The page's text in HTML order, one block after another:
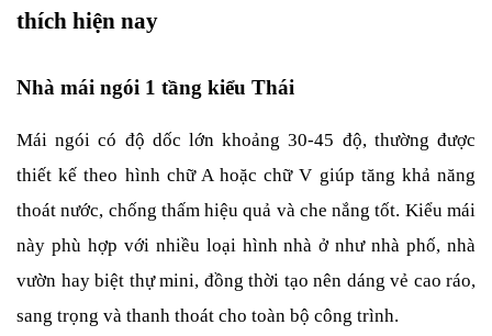
thích hiện nay
Nhà mái ngói 1 tầng kiểu Thái
Mái ngói có độ dốc lớn khoảng 30-45 độ, thường được
thiết kế theo hình chữ A hoặc chữ V giúp tăng khả năng
thoát nước, chống thấm hiệu quả và che nắng tốt. Kiểu mái
này phù hợp với nhiều loại hình nhà ở như nhà phố, nhà
vườn hay biệt thự mini, đồng thời tạo nên dáng vẻ cao ráo,
sang trọng và thanh thoát cho toàn bộ công trình.